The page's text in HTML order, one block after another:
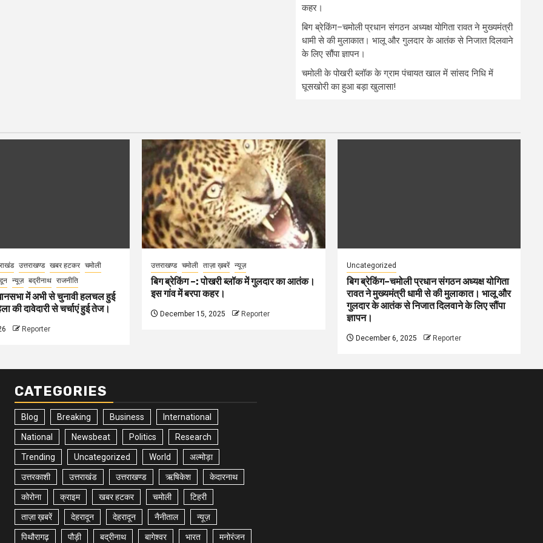
कहर।
बिग ब्रेकिंग–चमोली प्रधान संगठन अध्यक्ष योगिता रावत ने मुख्यमंत्री
धामी से की मुलाकात। भालू और गुलदार के आतंक से निजात दिलवाने
के लिए सौंपा ज्ञापन।
चमोली के पोखरी ब्लॉक के ग्राम पंचायत खाल में सांसद निधि में
घूसखोरी का हुआ बड़ा खुलासा!
उत्तराखण्ड खबर हटकर
चमोली
न्यूज़ बद्रीनाथ राजनीति
में अभी से चुनावी हलचल हुई
की दावेदारी से चर्चाएं हुई तेज।
Reporter
उत्तराखण्ड चमोली ताज़ा ख़बरें न्यूज़
बिग ब्रेकिंग –: पोखरी ब्लॉक में गुलदार का आतंक।
इस गांव में बरपा कहर।
December 15, 2025 Reporter
Uncategorized
बिग ब्रेकिंग–चमोली प्रधान संगठन अध्यक्ष योगिता
रावत ने मुख्यमंत्री धामी से की मुलाकात। भालू और
गुलदार के आतंक से निजात दिलवाने के लिए सौंपा
ज्ञापन।
December 6, 2025 Reporter
CATEGORIES
Blog Breaking Business International
National Newsbeat Politics Research
Trending Uncategorized World अल्मोड़ा
उत्तरकाशी उत्तराखंड उत्तराखण्ड ऋषिकेश केदारनाथ
कोरोना क्राइम खबर हटकर चमोली टिहरी
ताज़ा ख़बरें देहरादून देहरादून नैनीताल न्यूज़
पिथौरागढ़ पौड़ी बद्रीनाथ बागेश्वर भारत मनोरंजन